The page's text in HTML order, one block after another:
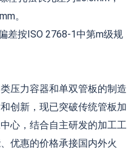
。
差按ISO 2768-1中第m级规
压力容器和单双管板的制造
创新，现已突破传统管板加
心，结合自主研发的加工工
优惠的价格承接国内外火